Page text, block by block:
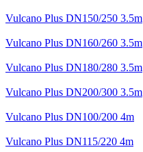
Vulcano Plus DN150/250 3.5m
Vulcano Plus DN160/260 3.5m
Vulcano Plus DN180/280 3.5m
Vulcano Plus DN200/300 3.5m
Vulcano Plus DN100/200 4m
Vulcano Plus DN115/220 4m